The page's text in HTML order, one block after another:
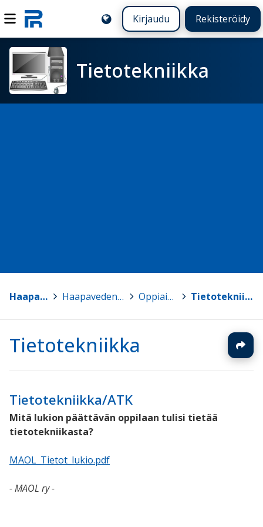
Kirjaudu Rekisteröidy
Tietotekniikka
Haapavesi > Haapaveden lukio > Oppiaineet > Tietotekniikka
Tietotekniikka
Tietotekniikka/ATK
Mitä lukion päättävän oppilaan tulisi tietää
tietotekniikasta?
MAOL_Tietot_lukio.pdf
- MAOL ry -